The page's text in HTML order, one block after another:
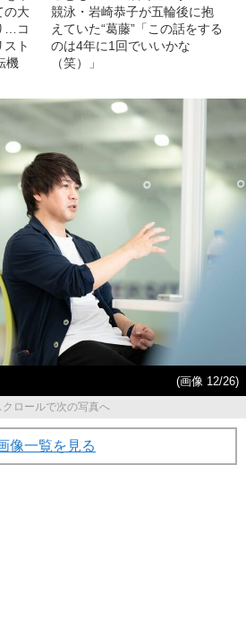
の大
…コ
ト
機
競泳・岩崎恭子が五輪後に抱
えていた“葛藤”「この話をする
のは4年に1回でいいかな
（笑）」
(画像 12/26)
クロールで次の写真へ
像一覧を見る